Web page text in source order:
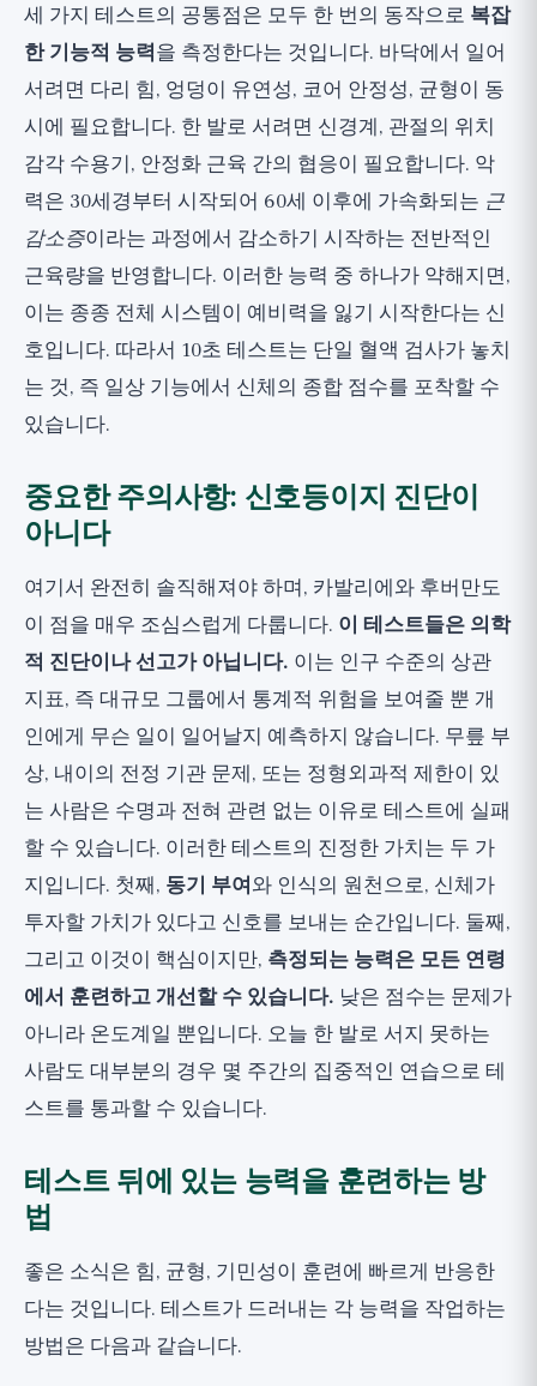
세 가지 테스트의 공통점은 모두 한 번의 동작으로 복잡
한 기능적 능력을 측정한다는 것입니다. 바닥에서 일어
서려면 다리 힘, 엉덩이 유연성, 코어 안정성, 균형이 동
시에 필요합니다. 한 발로 서려면 신경계, 관절의 위치
감각 수용기, 안정화 근육 간의 협응이 필요합니다. 악
력은 30세경부터 시작되어 60세 이후에 가속화되는 근
감소증이라는 과정에서 감소하기 시작하는 전반적인
근육량을 반영합니다. 이러한 능력 중 하나가 약해지면,
이는 종종 전체 시스템이 예비력을 잃기 시작한다는 신
호입니다. 따라서 10초 테스트는 단일 혈액 검사가 놓치
는 것, 즉 일상 기능에서 신체의 종합 점수를 포착할 수
있습니다.
중요한 주의사항: 신호등이지 진단이
아니다
여기서 완전히 솔직해져야 하며, 카발리에와 후버만도
이 점을 매우 조심스럽게 다룹니다. 이 테스트들은 의학
적 진단이나 선고가 아닙니다. 이는 인구 수준의 상관
지표, 즉 대규모 그룹에서 통계적 위험을 보여줄 뿐 개
인에게 무슨 일이 일어날지 예측하지 않습니다. 무릎 부
상, 내이의 전정 기관 문제, 또는 정형외과적 제한이 있
는 사람은 수명과 전혀 관련 없는 이유로 테스트에 실패
할 수 있습니다. 이러한 테스트의 진정한 가치는 두 가
지입니다. 첫째, 동기 부여와 인식의 원천으로, 신체가
투자할 가치가 있다고 신호를 보내는 순간입니다. 둘째,
그리고 이것이 핵심이지만, 측정되는 능력은 모든 연령
에서 훈련하고 개선할 수 있습니다. 낮은 점수는 문제가
아니라 온도계일 뿐입니다. 오늘 한 발로 서지 못하는
사람도 대부분의 경우 몇 주간의 집중적인 연습으로 테
스트를 통과할 수 있습니다.
테스트 뒤에 있는 능력을 훈련하는 방
법
좋은 소식은 힘, 균형, 기민성이 훈련에 빠르게 반응한
다는 것입니다. 테스트가 드러내는 각 능력을 작업하는
방법은 다음과 같습니다.